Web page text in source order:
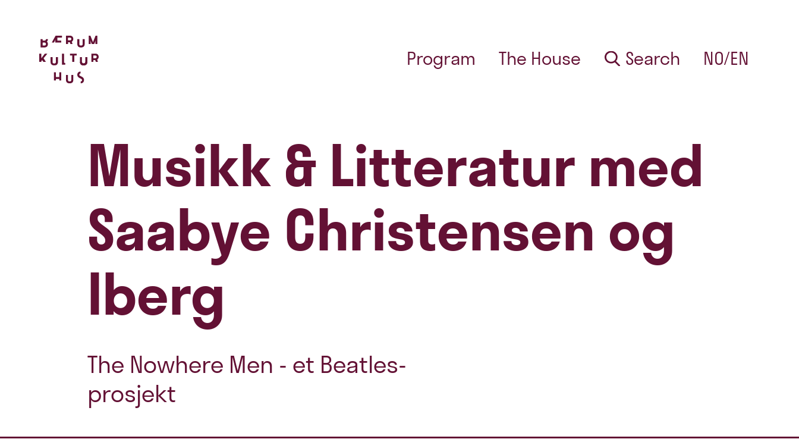
Program The House Search NO/EN
Musikk & Litteratur med
Saabye Christensen og
Iberg
The Nowhere Men - et Beatles-
prosjekt